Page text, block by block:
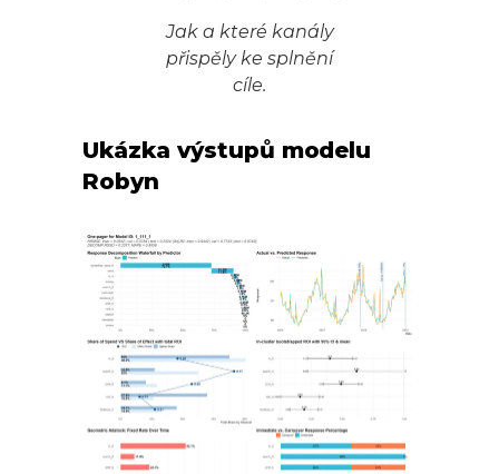
Jak a které kanály
přispěly ke splnění
cíle.
Ukázka výstupů modelu
Robyn